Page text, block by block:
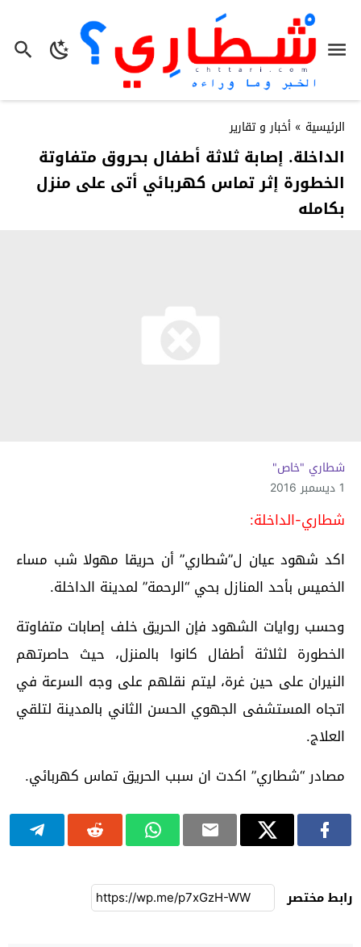
الرئيسية » أخبار و تقارير
الداخلة. إصابة ثلاثة أطفال بحروق متفاوتة
الخطورة إثر تماس كهربائي أتى على منزل
بكامله
شطاري "خاص"
1 ديسمبر 2016
شطاري-الداخلة:
اكد شهود عيان ل”شطاري” أن حريقا مهولا شب مساء
الخميس بأحد المنازل بحي “الرحمة” لمدينة الداخلة.
وحسب روايات الشهود فإن الحريق خلف إصابات متفاوتة
الخطورة لثلاثة أطفال كانوا بالمنزل، حيث حاصرتهم
النيران على حين غرة، ليتم نقلهم على وجه السرعة في
اتجاه المستشفى الجهوي الحسن الثاني بالمدينة لتلقي
العلاج.
مصادر “شطاري” اكدت ان سبب الحريق تماس كهربائي.
رابط مختصر